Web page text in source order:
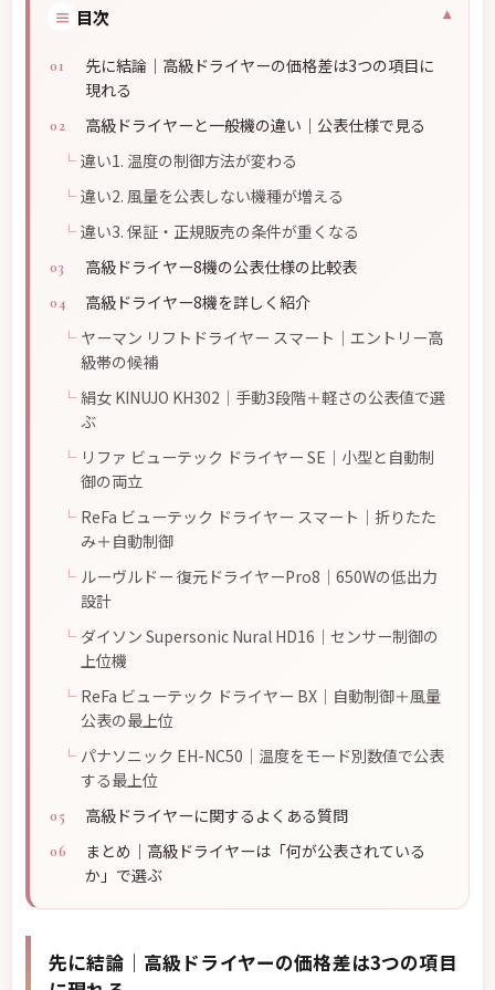
≡ 目次
先に結論｜高級ドライヤーの価格差は3つの項目に
現れる
高級ドライヤーと一般機の違い｜公表仕様で見る
違い1. 温度の制御方法が変わる
違い2. 風量を公表しない機種が増える
違い3. 保証・正規販売の条件が重くなる
高級ドライヤー8機の公表仕様の比較表
高級ドライヤー8機を詳しく紹介
ヤーマン リフトドライヤー スマート｜エントリー高
級帯の候補
絹女 KINUJO KH302｜手動3段階＋軽さの公表値で選
ぶ
リファ ビューテック ドライヤー SE｜小型と自動制
御の両立
ReFa ビューテック ドライヤー スマート｜折りたた
み＋自動制御
ルーヴルドー 復元ドライヤーPro8｜650Wの低出力
設計
ダイソン Supersonic Nural HD16｜センサー制御の
上位機
ReFa ビューテック ドライヤー BX｜自動制御＋風量
公表の最上位
パナソニック EH-NC50｜温度をモード別数値で公表
する最上位
高級ドライヤーに関するよくある質問
まとめ｜高級ドライヤーは「何が公表されている
か」で選ぶ
先に結論｜高級ドライヤーの価格差は3つの項目